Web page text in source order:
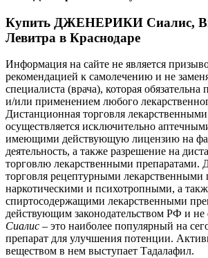
Купить ДЖЕНЕРИКИ Сиалис,
Левитра в Краснодаре
Информация на сайте не является
рекомендацией к самолечению и не
специалиста (врача), которая обязательна
и/или применением любого
Дистанционная торговля
осуществляется исключительно
имеющими действующую лицензию на
деятельность, а также разрешение на
торговлю лекарственными препаратами.
торговля рецептурными лекарственными
наркотическими и психотропными, а
спиртосодержащими лекарственными
действующим законодательством РФ и не
Сиалис – это наиболее популярный на
препарат для улучшения потенции.
веществом в нем выступает Тадалафил.